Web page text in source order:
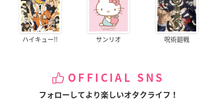
ハイキュー!! サンリオ 呪術廻戦
OFFICIAL SNS
フォローしてより楽しいオタクライフ！